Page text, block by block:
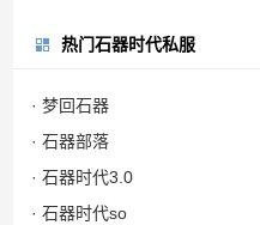
热门石器时代私服
· 梦回石器
· 石器部落
· 石器时代3.0
· 石器时代so